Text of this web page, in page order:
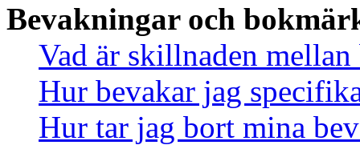
Bevakningar och
Vad är skillnaden
Hur bevakar jag
Hur tar jag bort mina